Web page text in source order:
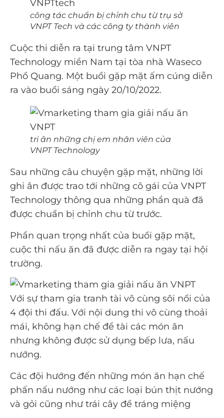
công tác chuẩn bị chỉnh chu từ trụ sở
VNPT Tech và các công ty thành viên
Cuộc thi diễn ra tại trung tâm VNPT
Technology miền Nam tại tòa nhà Waseco
Phổ Quang. Một buổi gặp mặt ấm cúng diễn
ra vào buổi sáng ngày 20/10/2022.
tri ân những chị em nhân viên của
VNPT Technology
Sau những câu chuyện gặp mặt, những lời
ghi ân được trao tới những cô gái của VNPT
Technology thông qua những phần quà đã
được chuẩn bị chỉnh chu từ trước.
Phần quan trọng nhất của buổi gặp mặt,
cuộc thi nấu ăn đã được diễn ra ngay tại hội
trường.
Với sự tham gia tranh tài vô cùng sôi nổi của
4 đội thi đấu. Với nội dung thi vô cùng thoải
mái, không hạn chế đề tài các món ăn
nhưng không được sử dụng bếp lưa, nấu
nướng.
Các đội hướng đến những món ăn hạn chế
phấn nấu nướng như các loại bún thịt nướng
và gỏi cũng như trái cây để tráng miệng